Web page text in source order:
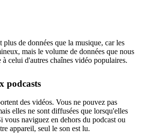
plus de données que la musique, car les
mais le volume de données que nous
celui d'autres chaînes vidéo populaires.
podcasts
des vidéos. Vous ne pouvez pas
elles ne sont diffusées que lorsqu'elles
vous naviguez en dehors du podcast ou
appareil, seul le son est lu.